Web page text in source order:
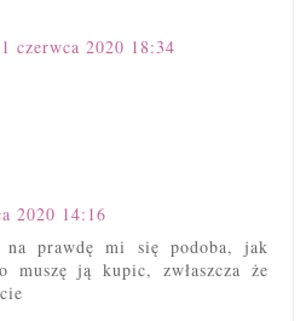
1 czerwca 2020 18:34
2020 14:16
na prawdę mi się podoba, jak
muszę ją kupic, zwłaszcza że